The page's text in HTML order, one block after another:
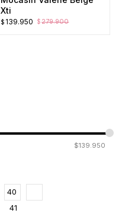
Xti
$279.900
El
$ 139.950
El
$139.950
40
41